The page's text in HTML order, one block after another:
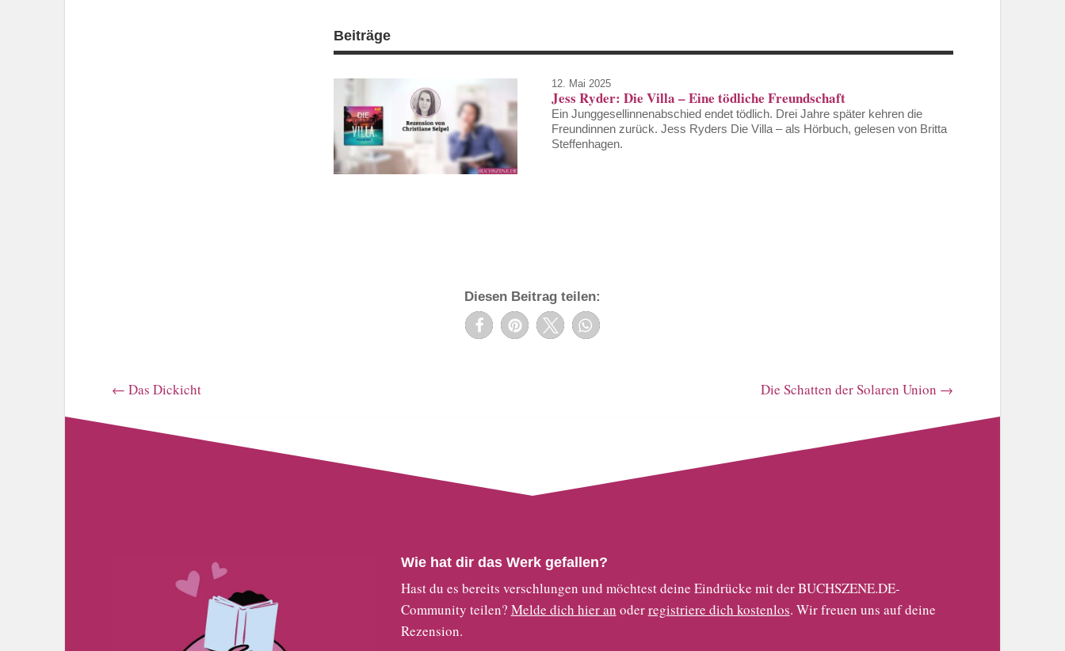
Beiträge
12. Mai 2025
Jess Ryder: Die Villa – Eine tödliche Freundschaft
Ein Junggesellinnenabschied endet tödlich. Drei Jahre später kehren die
Freundinnen zurück. Jess Ryders Die Villa – als Hörbuch, gelesen von Britta
Steffenhagen.
Diesen Beitrag teilen:
← Das Dickicht Die Schatten der Solaren Union →
Wie hat dir das Werk gefallen?
Hast du es bereits verschlungen und möchtest deine Eindrücke mit der BUCHSZENE.DE-
Community teilen? Melde dich hier an oderregistriere dich kostenlos. Wir freuen uns auf deine
Rezension.